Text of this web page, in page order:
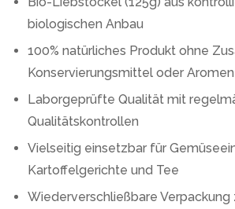
biologischen Anbau
100% natürliches Produkt ohne
Konservierungsmittel oder Aromen
Laborgeprüfte Qualität mit
Qualitätskontrollen
Vielseitig einsetzbar für
Kartoffelgerichte und Tee
Wiederverschließbare